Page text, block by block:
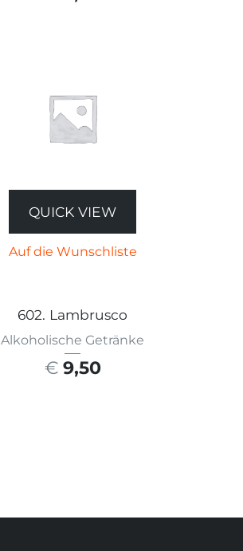
QUICK VIEW
Auf die Wunschliste
602. Lambrusco
Alkoholische Getränke
€ 9,50